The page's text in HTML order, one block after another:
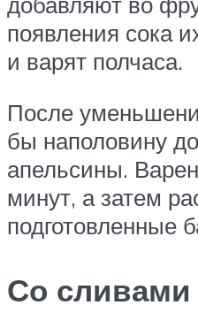
появления сока
и варят полчаса.
После
бы наполовину
апельсины.
минут, а затем
подготовленные
Со сливами